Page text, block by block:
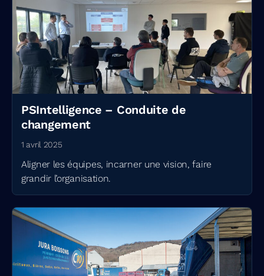
PSIntelligence – Conduite de
changement
1 avril 2025
Aligner les équipes, incarner une vision, faire
grandir l’organisation.